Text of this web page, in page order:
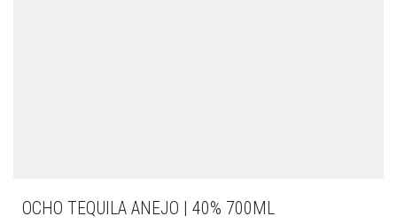
OCHO TEQUILA ANEJO | 40% 700ML